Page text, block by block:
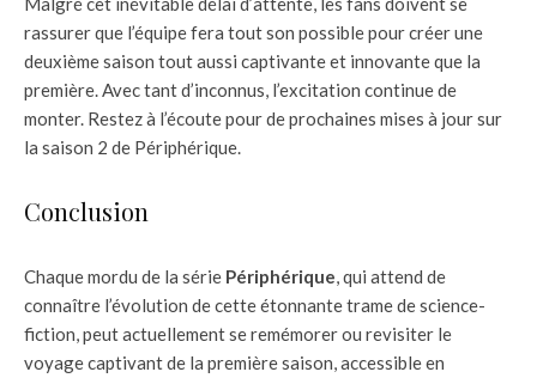
rassurer que l’équipe fera tout son possible pour créer une
deuxième saison tout aussi captivante et innovante que la
première. Avec tant d’inconnus, l’excitation continue de
monter. Restez à l’écoute pour de prochaines mises à jour sur
la saison 2 de Périphérique.
Conclusion
Chaque mordu de la série Périphérique, qui attend de
connaître l’évolution de cette étonnante trame de science-
fiction, peut actuellement se remémorer ou revisiter le
voyage captivant de la première saison, accessible en